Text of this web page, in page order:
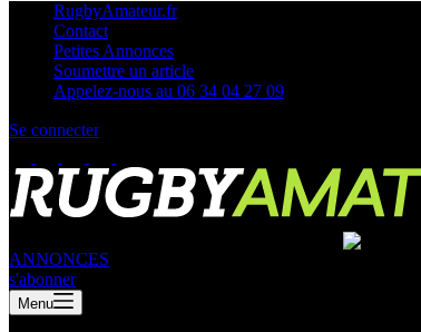
RugbyAmateur.fr
Contact
Petites Annonces
Soumettre un article
Appelez-nous au 06 34 04 27 09
Se connecter
ANNONCES
s'abonner
Menu